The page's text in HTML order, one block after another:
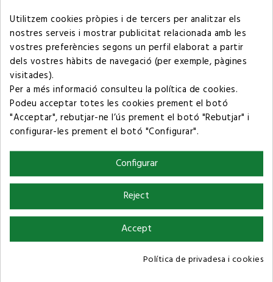
Política de privacitat
Condicions de compra
Utilitzem cookies pròpies i de tercers per analitzar els
nostres serveis i mostrar publicitat relacionada amb les
vostres preferències segons un perfil elaborat a partir
dels vostres hàbits de navegació (per exemple, pàgines
visitades).
Per a més informació consulteu la política de cookies.
Podeu acceptar totes les cookies prement el botó
"Acceptar", rebutjar-ne l’ús prement el botó "Rebutjar" i
configurar-les prement el botó "Configurar".
Configurar
Reject
Accept
Política de privadesa i cookies